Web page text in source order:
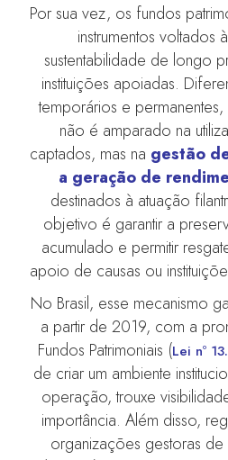
Por sua vez, os fundos
instrumentos
sustentabilidade de longo
instituições apoiadas.
temporários e
não é amparado na
captados, mas na gestão
a geração de
destinados à atuação
objetivo é garantir a
acumulado e permitir
apoio de causas ou
No Brasil, esse mecanismo
a partir de 2019, com a
Fundos Patrimoniais (Lei nº
de criar um ambiente
operação, trouxe
importância. Além disso,
organizações gestoras de